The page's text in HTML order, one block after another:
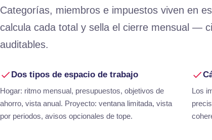
Categorías, miembros e impuestos viven en
calcula cada total y sella el cierre mensual —
auditables.
Dos tipos de espacio de trabajo
Hogar: ritmo mensual, presupuestos, objetivos de
ahorro, vista anual. Proyecto: ventana limitada, vista
por periodos, avisos opcionales de tope.
Los